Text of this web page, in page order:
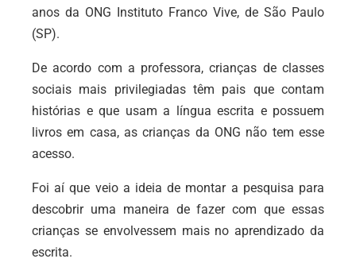
anos da ONG Instituto Franco Vive, de São Paulo
(SP).
De acordo com a professora, crianças de classes
sociais mais privilegiadas têm pais que contam
histórias e que usam a língua escrita e possuem
livros em casa, as crianças da ONG não tem esse
acesso.
Foi aí que veio a ideia de montar a pesquisa para
descobrir uma maneira de fazer com que essas
crianças se envolvessem mais no aprendizado da
escrita.